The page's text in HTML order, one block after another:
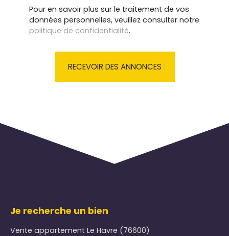
Pour en savoir plus sur le traitement de vos
données personnelles, veuillez consulter notre
politique de confidentialité.
RECEVOIR DES ANNONCES
Je recherche un bien
Vente appartement Le Havre (76600)